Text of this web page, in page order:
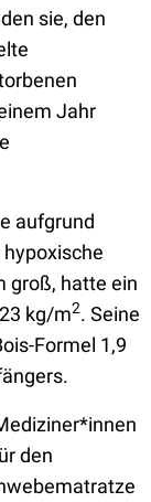
sie, den
Jahr
aufgrund
groß, hatte ein
kg/m2. Seine
Formel 1,9
den